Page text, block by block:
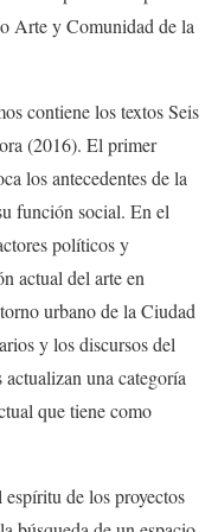
Arte y Comunidad de la
contiene los textos Seis
(2016). El primer
los antecedentes de la
función social. En el
políticos y
actual del arte en
urbano de la Ciudad
y los discursos del
una categoría
que tiene como
de los proyectos